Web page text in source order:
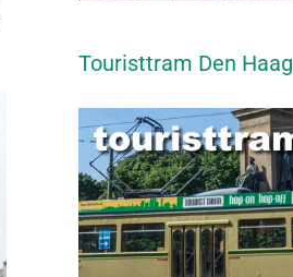
Touristtram Den Haag